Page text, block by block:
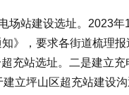
站建设选址。2023年
》，要求各街道梳理
充站选址。二是建立
立坪山区超充站建设